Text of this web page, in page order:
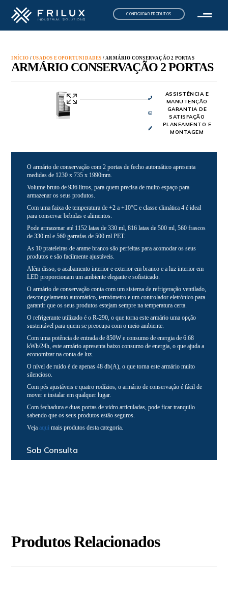
CONFIGURAR PRODUTOS
INÍCIO /USADOS E OPORTUNIDADES / ARMÁRIO CONSERVAÇÃO 2 PORTAS
ARMÁRIO CONSERVAÇÃO 2 PORTAS
ASSISTÊNCIA E
MANUTENÇÃO
GARANTIA DE
SATISFAÇÃO
PLANEAMENTO E
MONTAGEM
O armário de conservação com 2 portas de fecho automático apresenta
medidas de 1230 x 735 x 1990mm.
Volume bruto de 936 litros, para quem precisa de muito espaço para
armazenar os seus produtos.
Com uma faixa de temperatura de +2 a +10°C e classe climática 4 é ideal
para conservar bebidas e alimentos.
Pode armazenar até 1152 latas de 330 ml, 816 latas de 500 ml, 560 frascos
de 330 ml e 560 garrafas de 500 ml PET.
As 10 prateleiras de arame branco são perfeitas para acomodar os seus
produtos e são facilmente ajustáveis.
Além disso, o acabamento interior e exterior em branco e a luz interior em
LED proporcionam um ambiente elegante e sofisticado.
O armário de conservação conta com um sistema de refrigeração ventilado,
descongelamento automático, termómetro e um controlador eletrónico para
garantir que os seus produtos estejam sempre na temperatura certa.
O refrigerante utilizado é o R-290, o que torna este armário uma opção
sustentável para quem se preocupa com o meio ambiente.
Com uma potência de entrada de 850W e consumo de energia de 6.68
kWh/24h, este armário apresenta baixo consumo de energia, o que ajuda a
economizar na conta de luz.
O nível de ruído é de apenas 48 db(A), o que torna este armário muito
silencioso.
Com pés ajustáveis e quatro rodízios, o armário de conservação é fácil de
mover e instalar em qualquer lugar.
Com fechadura e duas portas de vidro articuladas, pode ficar tranquilo
sabendo que os seus produtos estão seguros.
Vejaaqui mais produtos desta categoria.
Sob Consulta
Produtos Relacionados